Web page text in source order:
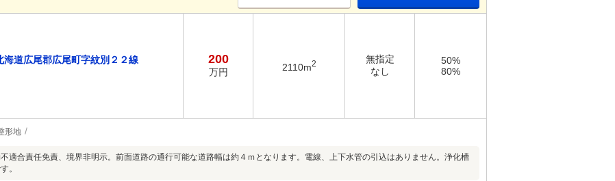
海道広尾郡広尾町字紋別２２線
200
万円 2110m2
無指定
なし
50%
80%
形地
適合責任免責、境界非明示。前面道路の通行可能な道路幅は約４ｍとなります。電線、上下水管の引込はありません。浄化槽
。